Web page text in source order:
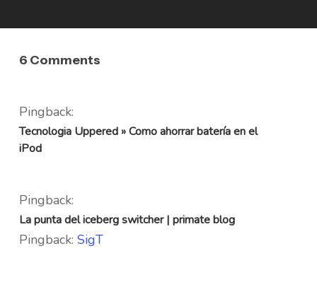
6 Comments
Pingback:
Tecnologia Uppered » Como ahorrar batería en el
iPod
Pingback:
La punta del iceberg switcher | primate blog
Pingback: SigT